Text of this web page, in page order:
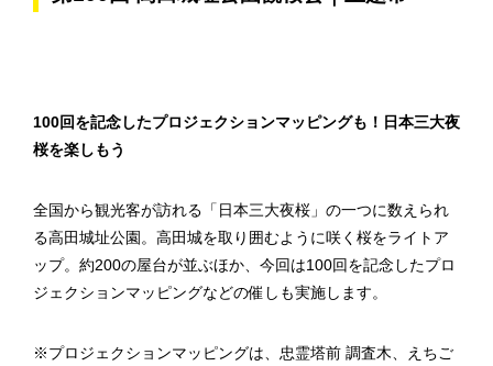
100回を記念したプロジェクションマッピングも！日本三大夜
桜を楽しもう
全国から観光客が訪れる「日本三大夜桜」の一つに数えられ
る高田城址公園。高田城を取り囲むように咲く桜をライトア
ップ。約200の屋台が並ぶほか、今回は100回を記念したプロ
ジェクションマッピングなどの催しも実施します。
※プロジェクションマッピングは、忠霊塔前 調査木、えちご